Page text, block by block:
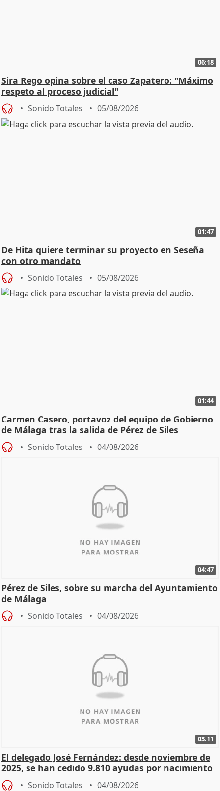
06:18
Sira Rego opina sobre el caso Zapatero: "Máximo
respeto al proceso judicial"
Sonido Totales 05/08/2026
01:47
De Hita quiere terminar su proyecto en Seseña
con otro mandato
Sonido Totales 05/08/2026
01:44
Carmen Casero, portavoz del equipo de Gobierno
de Málaga tras la salida de Pérez de Siles
Sonido Totales 04/08/2026
04:47
Pérez de Siles, sobre su marcha del Ayuntamiento
de Málaga
Sonido Totales 04/08/2026
03:11
El delegado José Fernández: desde noviembre de
2025, se han cedido 9.810 ayudas por nacimiento
Sonido Totales 04/08/2026